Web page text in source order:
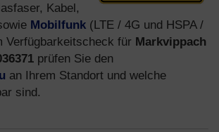
Kabel,
Mobilfunk (LTE / 4G und HSPA /
Verfügbarkeitscheck für Markvippach
prüfen Sie den
an Ihrem Standort und welche
sind.